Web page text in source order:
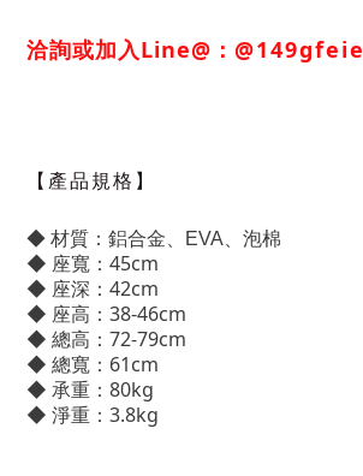
洽詢或加入Line@： @149gfeie
【產品規格】
◆ 材質： 鋁合金、EVA、泡棉
◆ 座寬：45cm
◆ 座深：42cm
◆ 座高：38-46cm
◆ 總高：72-79cm
◆ 總寬：61cm
◆ 承重：80kg
◆ 淨重：3.8kg